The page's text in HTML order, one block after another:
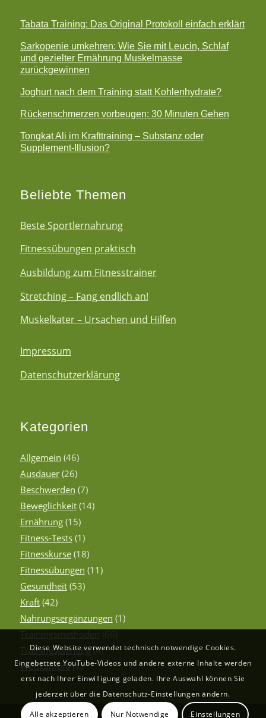
Tabata Training: Das Original Protokoll einfach erklärt
Sarkopenie umkehren: Wie Sie mit Leucin, Schlaf
und gezielter Ernährung Muskelmasse
zurückgewinnen
Joghurt nach dem Training statt Kohlenhydrate?
Rückenschmerzen vorbeugen: 30 Minuten Gehen
Tongkat Ali im Krafttraining – Substanz oder
Supplement-Illusion?
Beliebte Themen
Beste Sportlernahrung
Fitnessübungen praktisch
Ausbildung zum Fitnesstrainer
Stretching – Fang endlich an!
Muskelkater – Ursachen und Hilfen
Impressum
Datenschutzerklärung
Kategorien
Allgemein (46)
Ausdauer(26)
Beschwerden (7)
Beweglichkeit(14)
Ernährung(15)
Fitness-Tests(1)
Fitnesskurse(18)
Fitnessübungen (11)
Gesundheit(53)
Kraft(42)
Nahrungsergänzungen (1)
Trainingsmethoden (66)
Trainingsplanung(4)
Wettkämpfe(1)
Diese Website verwendet technisch notwendige Cookies.
Eingebettete YouTube-Videos und andere externe Inhalte werden
erst nach Ihrer Einwilligung geladen. Ihre Auswahl können Sie
jederzeit über die Datenschutz-Einstellungen ändern.
Alle akzeptieren Nur Notwendige Einstellungen